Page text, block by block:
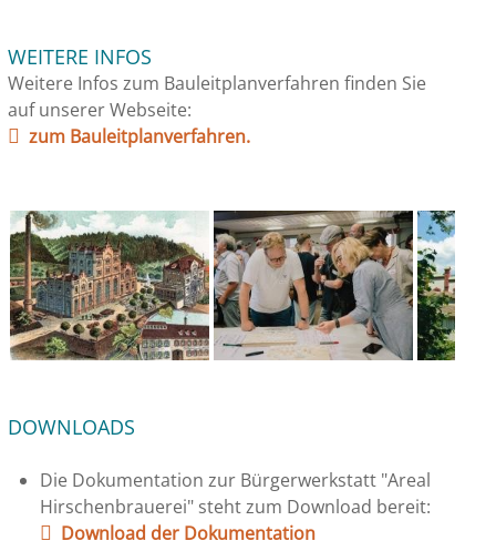
WEITERE INFOS
Weitere Infos zum Bauleitplanverfahren finden Sie
auf unserer Webseite:
zum Bauleitplanverfahren.
DOWNLOADS
Die Dokumentation zur Bürgerwerkstatt "Areal
Hirschenbrauerei" steht zum Download bereit:
Download der Dokumentation